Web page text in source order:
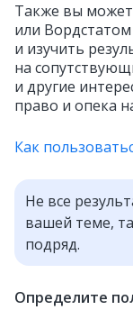
Также вы
или
и изучить
на
и другие
право и опека
Как
Не все
вашей теме,
подряд.
Определите